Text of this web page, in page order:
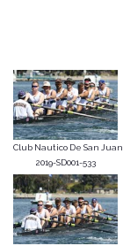
Club Nautico De San Juan
2019-SD001-533